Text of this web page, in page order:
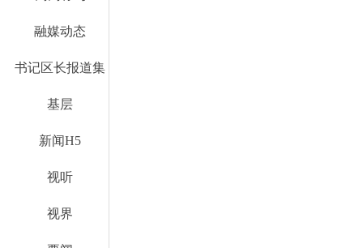
融媒动态
书记区长报道集
基层
新闻H5
视听
视界